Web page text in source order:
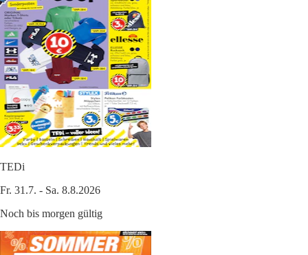
TEDi
Fr. 31.7. - Sa. 8.8.2026
Noch bis morgen gültig